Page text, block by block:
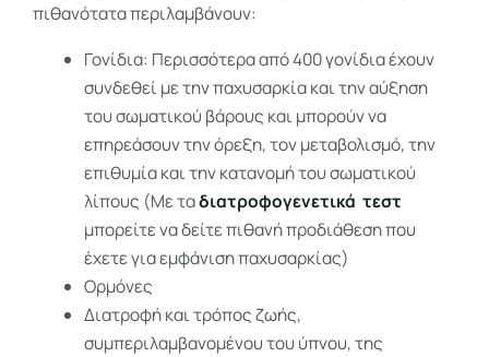
πιθανότατα περιλαμβάνουν:
Γονίδια: Περισσότερα από 400 γονίδια έχουν
συνδεθεί με την παχυσαρκία και την αύξηση
του σωματικού βάρους και μπορούν να
επηρεάσουν την όρεξη, τον μεταβολισμό, την
επιθυμία και την κατανομή του σωματικού
λίπους (Με ταδιατροφογενετικά τεστ
μπορείτε να δείτε πιθανή προδιάθεση που
έχετε για εμφάνιση παχυσαρκίας)
Ορμόνες
Διατροφή και τρόπος ζωής,
συμπεριλαμβανομένου του ύπνου, της